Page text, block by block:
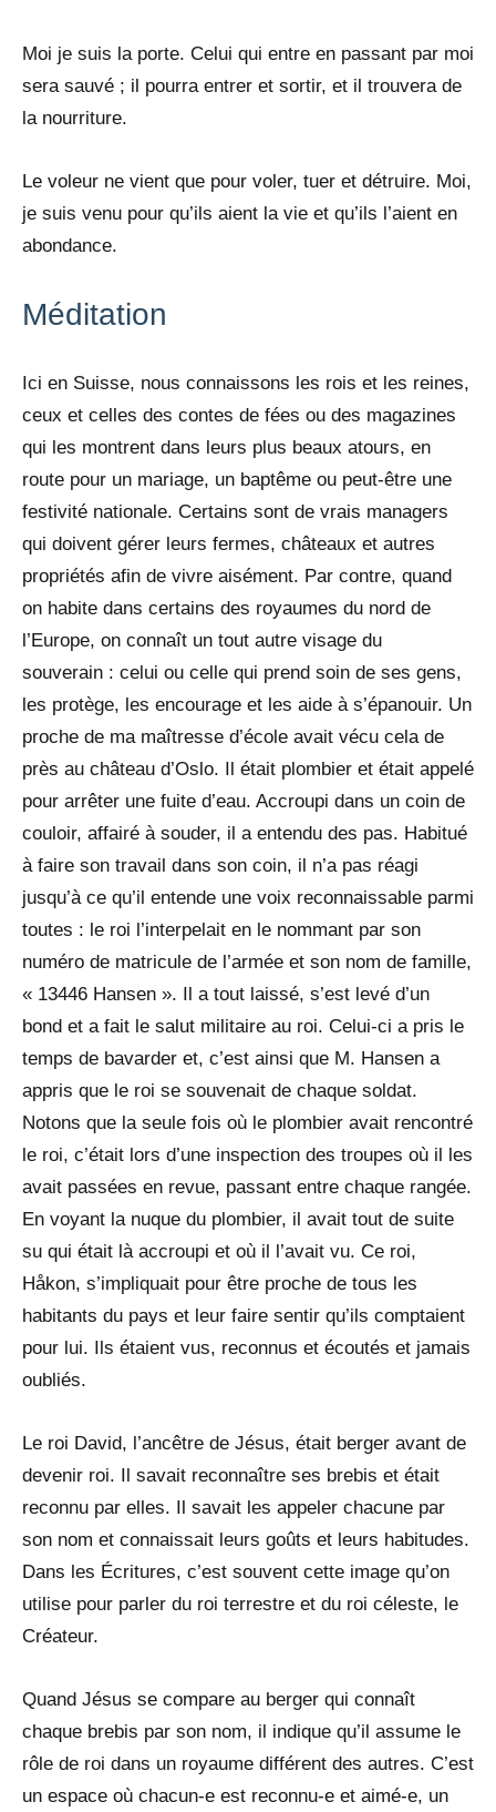
Moi je suis la porte. Celui qui entre en passant par moi
sera sauvé ; il pourra entrer et sortir, et il trouvera de
la nourriture.
Le voleur ne vient que pour voler, tuer et détruire. Moi,
je suis venu pour qu’ils aient la vie et qu’ils l’aient en
abondance.
Méditation
Ici en Suisse, nous connaissons les rois et les reines,
ceux et celles des contes de fées ou des magazines
qui les montrent dans leurs plus beaux atours, en
route pour un mariage, un baptême ou peut-être une
festivité nationale. Certains sont de vrais managers
qui doivent gérer leurs fermes, châteaux et autres
propriétés afin de vivre aisément. Par contre, quand
on habite dans certains des royaumes du nord de
l’Europe, on connaît un tout autre visage du
souverain : celui ou celle qui prend soin de ses gens,
les protège, les encourage et les aide à s’épanouir. Un
proche de ma maîtresse d’école avait vécu cela de
près au château d’Oslo. Il était plombier et était appelé
pour arrêter une fuite d’eau. Accroupi dans un coin de
couloir, affairé à souder, il a entendu des pas. Habitué
à faire son travail dans son coin, il n’a pas réagi
jusqu’à ce qu’il entende une voix reconnaissable parmi
toutes : le roi l’interpelait en le nommant par son
numéro de matricule de l’armée et son nom de famille,
« 13446 Hansen ». Il a tout laissé, s’est levé d’un
bond et a fait le salut militaire au roi. Celui-ci a pris le
temps de bavarder et, c’est ainsi que M. Hansen a
appris que le roi se souvenait de chaque soldat.
Notons que la seule fois où le plombier avait rencontré
le roi, c’était lors d’une inspection des troupes où il les
avait passées en revue, passant entre chaque rangée.
En voyant la nuque du plombier, il avait tout de suite
su qui était là accroupi et où il l’avait vu. Ce roi,
Håkon, s’impliquait pour être proche de tous les
habitants du pays et leur faire sentir qu’ils comptaient
pour lui. Ils étaient vus, reconnus et écoutés et jamais
oubliés.
Le roi David, l’ancêtre de Jésus, était berger avant de
devenir roi. Il savait reconnaître ses brebis et était
reconnu par elles. Il savait les appeler chacune par
son nom et connaissait leurs goûts et leurs habitudes.
Dans les Écritures, c’est souvent cette image qu’on
utilise pour parler du roi terrestre et du roi céleste, le
Créateur.
Quand Jésus se compare au berger qui connaît
chaque brebis par son nom, il indique qu’il assume le
rôle de roi dans un royaume différent des autres. C’est
un espace où chacun-e est reconnu-e et aimé-e, un